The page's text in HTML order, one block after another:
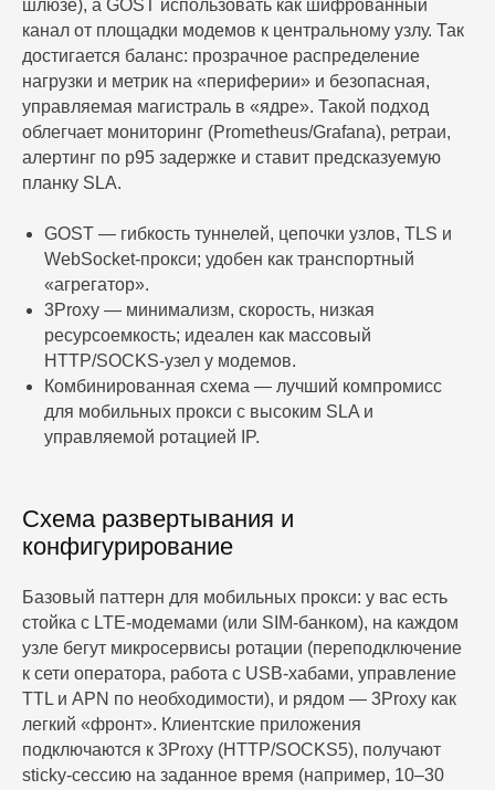
шлюзе), а GOST использовать как шифрованный
канал от площадки модемов к центральному узлу. Так
достигается баланс: прозрачное распределение
нагрузки и метрик на «периферии» и безопасная,
управляемая магистраль в «ядре». Такой подход
облегчает мониторинг (Prometheus/Grafana), ретраи,
алертинг по p95 задержке и ставит предсказуемую
планку SLA.
GOST — гибкость туннелей, цепочки узлов, TLS и
WebSocket-прокси; удобен как транспортный
«агрегатор».
3Proxy — минимализм, скорость, низкая
ресурсоемкость; идеален как массовый
HTTP/SOCKS-узел у модемов.
Комбинированная схема — лучший компромисс
для мобильных прокси с высоким SLA и
управляемой ротацией IP.
Схема развертывания и
конфигурирование
Базовый паттерн для мобильных прокси: у вас есть
стойка с LTE-модемами (или SIM-банком), на каждом
узле бегут микросервисы ротации (переподключение
к сети оператора, работа с USB-хабами, управление
TTL и APN по необходимости), и рядом — 3Proxy как
легкий «фронт». Клиентские приложения
подключаются к 3Proxy (HTTP/SOCKS5), получают
sticky-сессию на заданное время (например, 10–30